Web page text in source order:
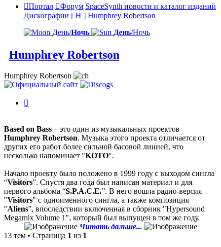
Портал Форум SpaceSynth новости и каталог изданий
Дискографии [ H ] Humphrey Robertson
День/Ночь День/Ночь
Humphrey Robertson
Humphrey Robertson
Based on Bass – это один из музыкальных проектов
Humphrey Robertson. Музыка этого проекта отличается от
других его работ более сильной басовой линией, что
несколько напоминает "KOTO".
Начало проекту было положено в 1999 году с выходом сингла
“Visitors”. Спустя два года был написан материал и для
первого альбома “S.P.A.C.E.”. В него вошла радио-версия
"Visitors" с одноименного сингла, а также композиция
"Aliens", впоследствии включенная в сборник "Hypersound
Megamix Volume 1", который был выпущен в том же году.
Читать дальше...
13 тем • Страница 1 из 1